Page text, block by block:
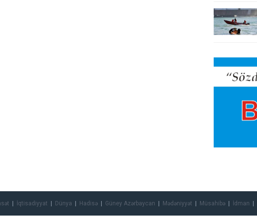
İqtisadiyyat Dünya Hadisə Güney Azərbaycan Mədəniyyət Müsahibə İdman